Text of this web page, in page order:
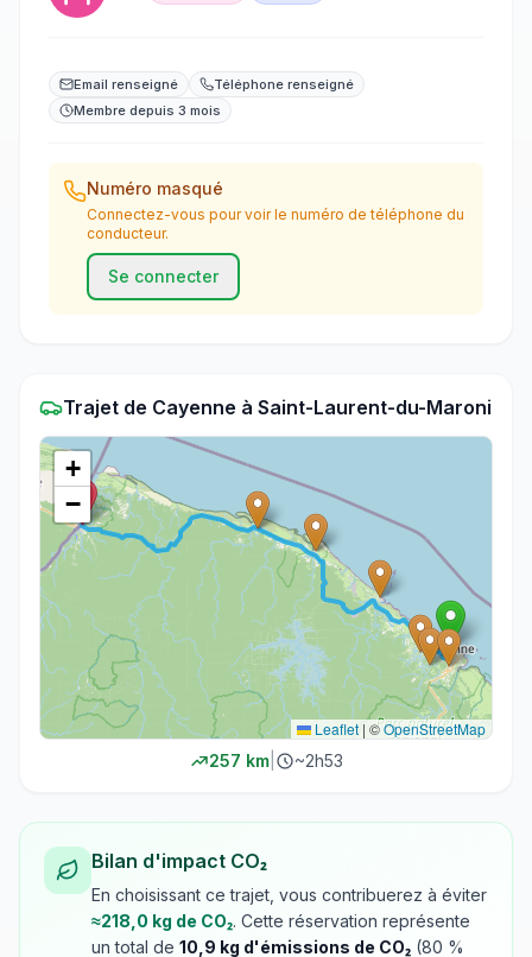
Email renseigné
Téléphone renseigné
Membre depuis 3 mois
Numéro masqué
Connectez-vous pour voir le numéro de téléphone du
conducteur.
Se connecter
Trajet de Cayenne à Saint-Laurent-du-Maroni
+
−
Leaflet | ©OpenStreetMap
257 km| ~2h53
Bilan d'impact CO₂
En choisissant ce trajet, vous contribuerez à éviter
≈218,0 kg de CO₂. Cette réservation représente
un total de 10,9 kg d'émissions de CO₂ (80 %